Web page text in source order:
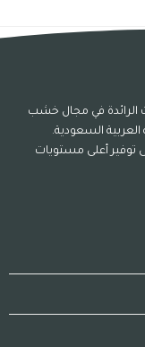
الرائدة في مجال خشب
السعودية.
دائمًا على توفير أعلى مستويات